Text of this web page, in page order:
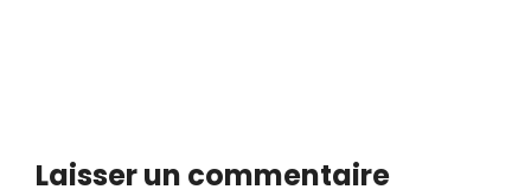
Laisser un commentaire